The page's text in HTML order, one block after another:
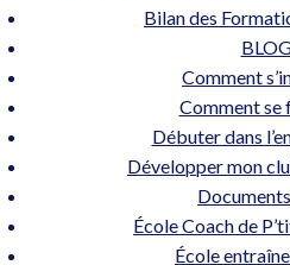
Bilan des
Comment
Comment se
Débuter dans
Développer mon
École Coach de
École